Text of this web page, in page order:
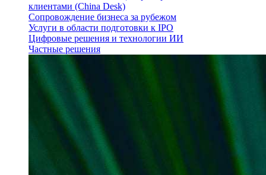
клиентами (China Desk)
Сопровождение бизнеса за рубежом
Услуги в области подготовки к IPO
Цифровые решения и технологии ИИ
Частные решения